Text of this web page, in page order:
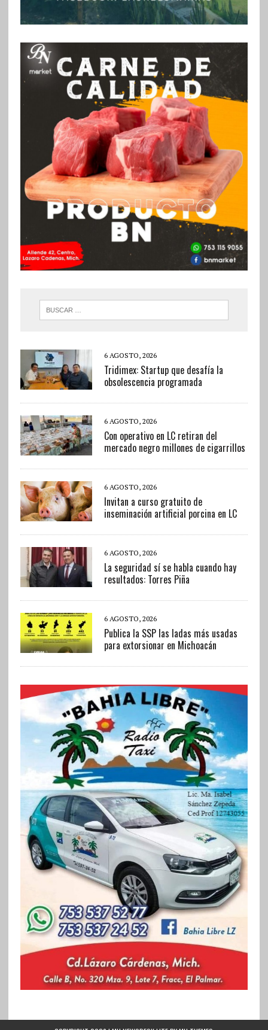
6 AGOSTO, 2026
Tridimex: Startup que desafía la
obsolescencia programada
6 AGOSTO, 2026
Con operativo en LC retiran del
mercado negro millones de cigarrillos
6 AGOSTO, 2026
Invitan a curso gratuito de
inseminación artificial porcina en LC
6 AGOSTO, 2026
La seguridad sí se habla cuando hay
resultados: Torres Piña
6 AGOSTO, 2026
Publica la SSP las ladas más usadas
para extorsionar en Michoacán